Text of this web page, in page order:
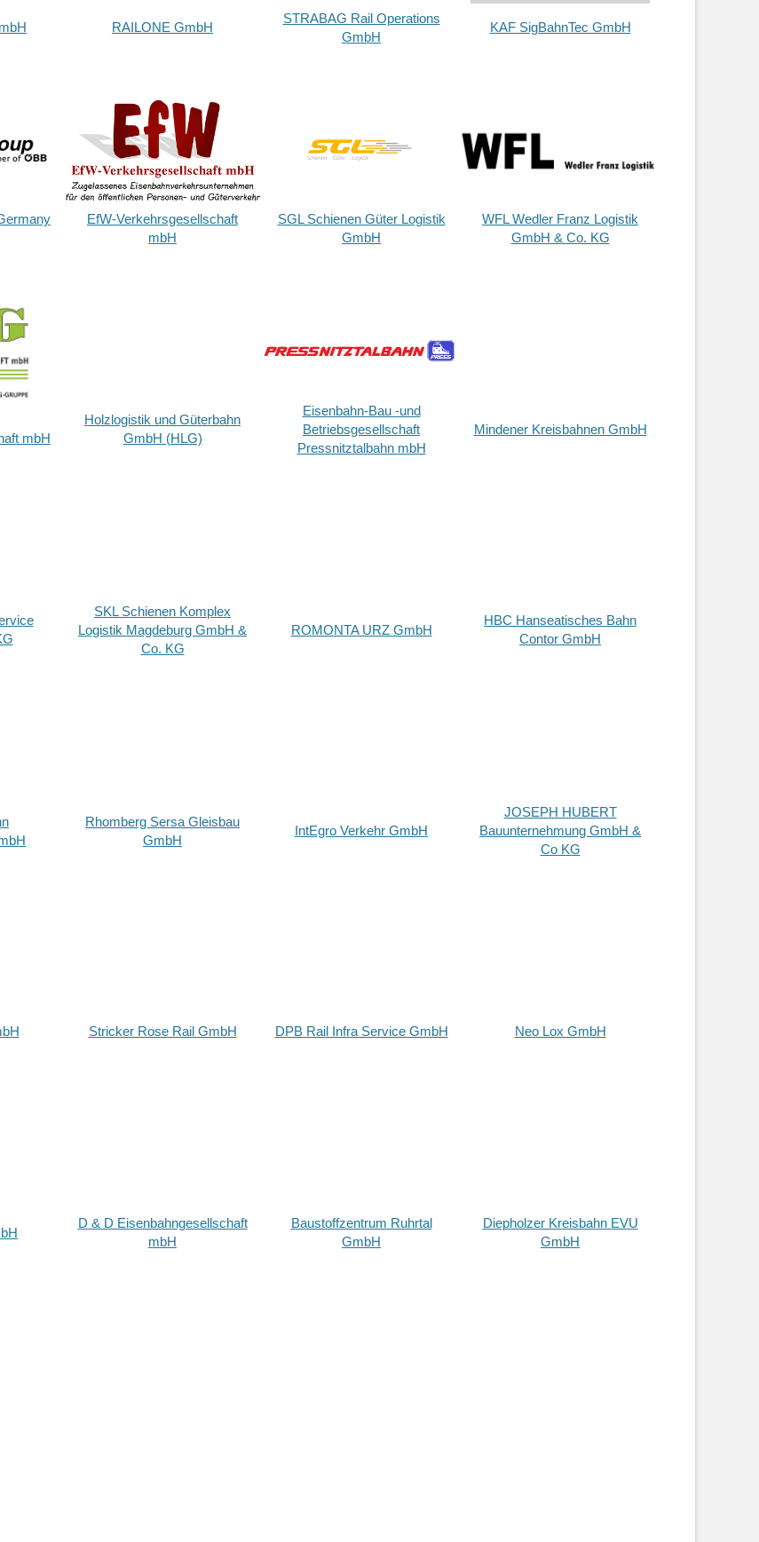
RAILONE GmbH
STRABAG Rail Operations
GmbH
KAF SigBahnTec GmbH
EfW-Verkehrsgesellschaft
mbH
SGL Schienen Güter Logistik
GmbH
WFL Wedler Franz Logistik
GmbH & Co. KG
mbH
Holzlogistik und Güterbahn
GmbH (HLG)
Eisenbahn-Bau -und
Betriebsgesellschaft
Pressnitztalbahn mbH
Mindener Kreisbahnen GmbH
SKL Schienen Komplex
Logistik Magdeburg GmbH &
Co. KG
ROMONTA URZ GmbH
HBC Hanseatisches Bahn
Contor GmbH
Rhomberg Sersa Gleisbau
GmbH
IntEgro Verkehr GmbH
JOSEPH HUBERT
Bauunternehmung GmbH &
Co KG
Stricker Rose Rail GmbH DPB Rail Infra Service GmbH Neo Lox GmbH
D & D Eisenbahngesellschaft
mbH
Baustoffzentrum Ruhrtal
GmbH
Diepholzer Kreisbahn EVU
GmbH